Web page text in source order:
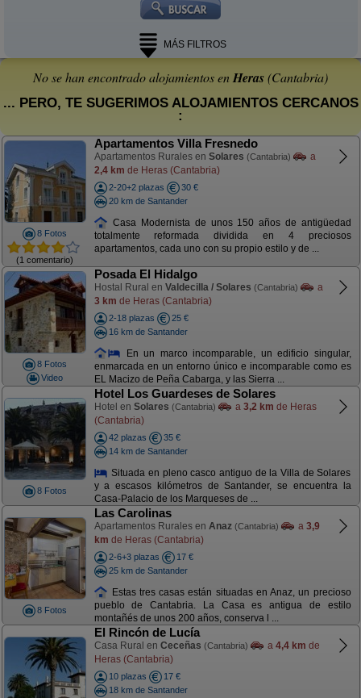
MÁS FILTROS
No se han encontrado alojamientos enHeras(Cantabria)
... PERO, TE SUGERIMOS ALOJAMIENTOS CERCANOS
:
8 Fotos
(1 comentario)
Apartamentos Villa Fresnedo
Apartamentos Rurales en Solares (Cantabria)
a
2,4 km de Heras (Cantabria)
2-20+2 plazas
30 €
20 km de Santander
Casa Modernista de unos 150 años de antigüedad
totalmente reformada dividida en 4 preciosos
apartamentos, cada uno con su propio estilo y de ...
8 Fotos
Video
Posada El Hidalgo
Hostal Rural en Valdecilla / Solares (Cantabria)
a
3 km de Heras (Cantabria)
2-18 plazas
25 €
16 km de Santander
En un marco incomparable, un edificio singular,
enmarcada en un entorno único e incomparable como es
EL Macizo de Peña Cabarga, y las Sierra ...
8 Fotos
Hotel Los Guardeses de Solares
Hotel en Solares (Cantabria) a 3,2 km de Heras
(Cantabria)
42 plazas
35 €
14 km de Santander
Situada en pleno casco antiguo de la Villa de Solares
y a escasos kilómetros de Santander, se encuentra la
Casa-Palacio de los Marqueses de ...
8 Fotos
Las Carolinas
Apartamentos Rurales en Anaz (Cantabria) a 3,9
km de Heras (Cantabria)
2-6+3 plazas
17 €
25 km de Santander
Estas tres casas están situadas en Anaz, un precioso
pueblo de Cantabria. La Casa es antigua de estilo
montañés de unos 200 años, conserva l ...
El Rincón de Lucía
Casa Rural en Ceceñas (Cantabria) a 4,4 km de
Heras (Cantabria)
10 plazas
17 €
18 km de Santander